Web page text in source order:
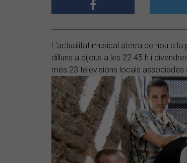
L'actualitat musical aterra de nou a la
dilluns a dijous a les 22.45 h i
més 23 televisions locals